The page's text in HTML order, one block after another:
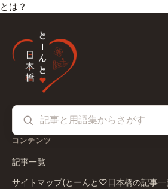
とは？
コンテンツ
記事一覧
サイトマップ(とーんと♡日本橋の記事一